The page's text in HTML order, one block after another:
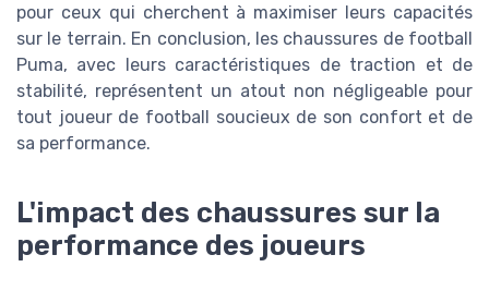
pour ceux qui cherchent à maximiser leurs capacités
sur le terrain. En conclusion, les chaussures de football
Puma, avec leurs caractéristiques de traction et de
stabilité, représentent un atout non négligeable pour
tout joueur de football soucieux de son confort et de
sa performance.
L'impact des chaussures sur la
performance des joueurs